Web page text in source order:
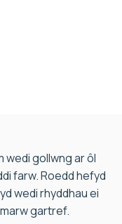
wedi gollwng ar ôl
farw. Roedd hefyd
wedi rhyddhau ei
gartref.